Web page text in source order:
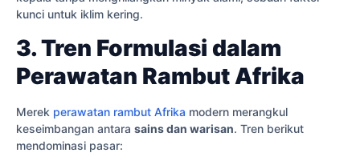
kunci untuk iklim kering.
3. Tren Formulasi dalam
Perawatan Rambut Afrika
Merek perawatan rambut Afrika modern merangkul
keseimbangan antara sains dan warisan. Tren berikut
mendominasi pasar: